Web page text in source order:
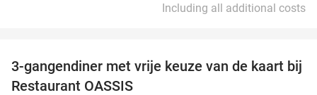
Including all additional costs
43%
3-gangendiner met vrije keuze van de kaart bij
Restaurant OASSIS